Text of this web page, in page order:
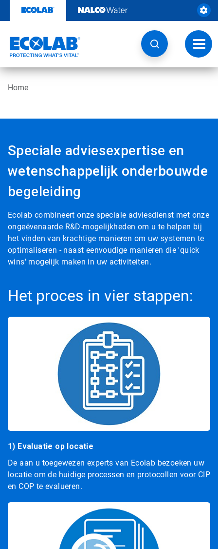
content
Home
Speciale adviesexpertise en
wetenschappelijk onderbouwde
begeleiding
Ecolab combineert onze speciale adviesdienst met onze
ongeëvenaarde R&D-mogelijkheden om u te helpen bij
het vinden van krachtige manieren om uw systemen te
optimaliseren - naast eenvoudige manieren die 'quick
wins' mogelijk maken in uw activiteiten.
Het proces in vier stappen:
1) Evaluatie op locatie
De aan u toegewezen experts van Ecolab bezoeken uw
locatie om de huidige processen en protocollen voor CIP
en COP te evalueren.